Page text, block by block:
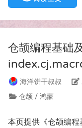
仓颉编程基础
海洋饼干叔叔
仓颉 / 鸿蒙
本页提供《仓颉编